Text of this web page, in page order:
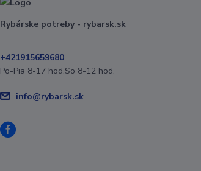
Rybárske potreby - rybarsk.sk
+421915659680
Po-Pia 8-17 hod.So 8-12 hod.
info@rybarsk.sk